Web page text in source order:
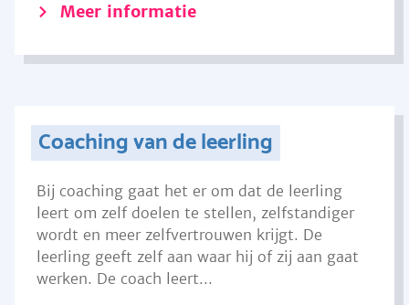
Meer informatie
Coaching van de leerling
Bij coaching gaat het er om dat de leerling
leert om zelf doelen te stellen, zelfstandiger
wordt en meer zelfvertrouwen krijgt. De
leerling geeft zelf aan waar hij of zij aan gaat
werken. De coach leert...